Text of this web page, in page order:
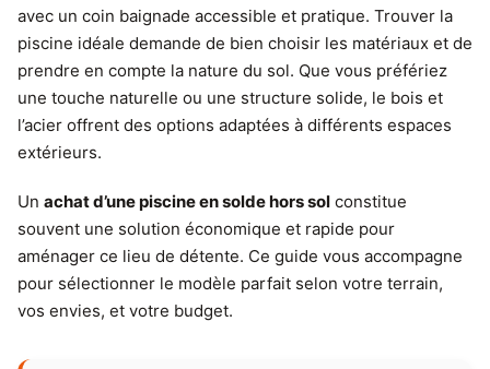
avec un coin baignade accessible et pratique. Trouver la
piscine idéale demande de bien choisir les matériaux et de
prendre en compte la nature du sol. Que vous préfériez
une touche naturelle ou une structure solide, le bois et
l’acier offrent des options adaptées à différents espaces
extérieurs.
Un achat d’une piscine en solde hors sol constitue
souvent une solution économique et rapide pour
aménager ce lieu de détente. Ce guide vous accompagne
pour sélectionner le modèle parfait selon votre terrain,
vos envies, et votre budget.